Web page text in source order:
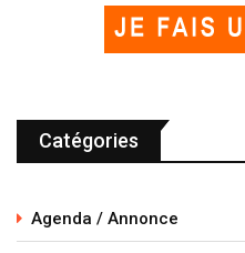
Catégories
Agenda / Annonce